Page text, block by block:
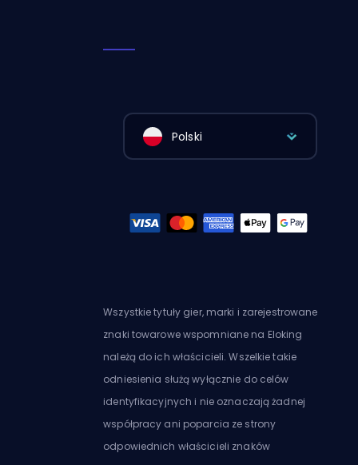
Polski
Wszystkie tytuły gier, marki i zarejestrowane
znaki towarowe wspomniane na Eloking
należą do ich właścicieli. Wszelkie takie
odniesienia służą wyłącznie do celów
identyfikacyjnych i nie oznaczają żadnej
współpracy ani poparcia ze strony
odpowiednich właścicieli znaków